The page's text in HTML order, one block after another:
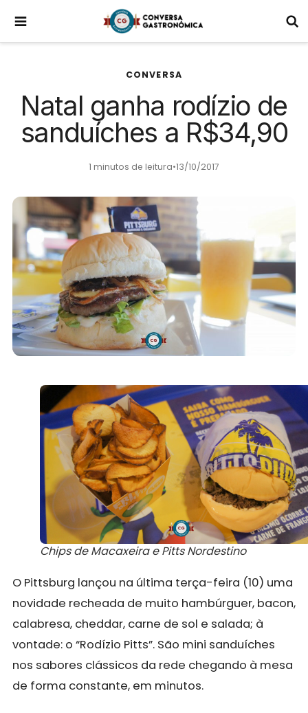
CONVERSA
Natal ganha rodízio de
sanduíches a R$34,90
1 minutos de leitura•13/10/2017
Chips de Macaxeira e Pitts Nordestino
O Pittsburg lançou na última terça-feira (10) uma
novidade recheada de muito hambúrguer, bacon,
calabresa, cheddar, carne de sol e salada; à
vontade: o “Rodízio Pitts”. São mini sanduíches
nos sabores clássicos da rede chegando à mesa
de forma constante, em minutos.